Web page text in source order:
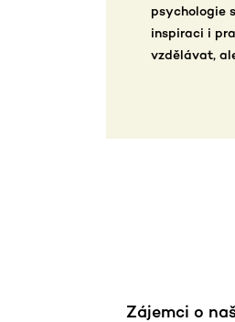
psychologie
inspiraci i
vzdělávat,
Zájemci o